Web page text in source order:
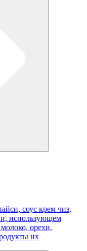
соус крем чиз,
использующем
орехи,
их